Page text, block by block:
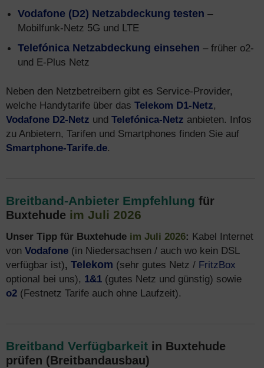
Vodafone (D2) Netzabdeckung testen –
Mobilfunk-Netz 5G und LTE
Telefónica Netzabdeckung einsehen – früher o2-
und E-Plus Netz
Neben den Netzbetreibern gibt es Service-Provider,
welche Handytarife über das Telekom D1-Netz,
Vodafone D2-Netz und Telefónica-Netz anbieten. Infos
zu Anbietern, Tarifen und Smartphones finden Sie auf
Smartphone-Tarife.de.
Breitband-Anbieter Empfehlung für
Buxtehude im Juli 2026
Unser Tipp für Buxtehude im Juli 2026: Kabel Internet
von Vodafone (in Niedersachsen / auch wo kein DSL
verfügbar ist), Telekom (sehr gutes Netz / FritzBox
optional bei uns), 1&1 (gutes Netz und günstig) sowie
o2 (Festnetz Tarife auch ohne Laufzeit).
Breitband Verfügbarkeit in Buxtehude
prüfen (Breitbandausbau)